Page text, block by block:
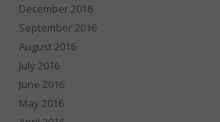
December 2016
September 2016
August 2016
July 2016
June 2016
May 2016